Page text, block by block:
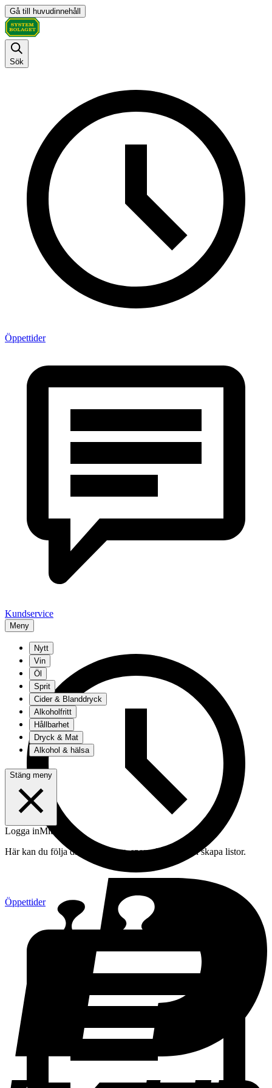
Gå till huvudinnehåll
Sök
Öppettider
Kundservice
Meny
Öppettider
Nytt
Vin
Öl
Sprit
Cider & Blanddryck
Alkoholfritt
Hållbarhet
Dryck & Mat
Alkohol & hälsa
Stäng meny
Logga inMitt konto
Här kan du följa din beställning, spara drycker och skapa listor.